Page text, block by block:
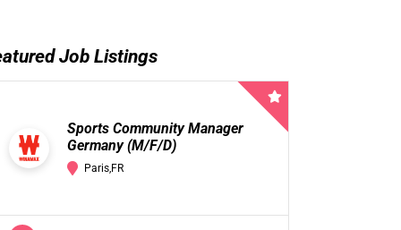
Job Listings
Sports Community Manager
Germany (M/F/D)
Paris,FR